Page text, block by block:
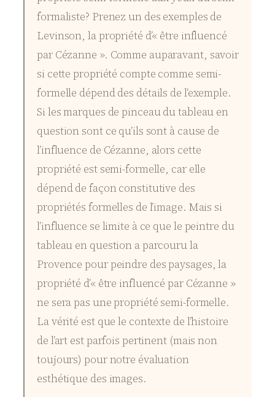
formaliste? Prenez un des exemples de
Levinson, la propriété d’« être influencé
par Cézanne ». Comme auparavant, savoir
si cette propriété compte comme semi-
formelle dépend des détails de l’exemple.
Si les marques de pinceau du tableau en
question sont ce qu’ils sont à cause de
l’influence de Cézanne, alors cette
propriété est semi-formelle, car elle
dépend de façon constitutive des
propriétés formelles de l’image. Mais si
l’influence se limite à ce que le peintre du
tableau en question a parcouru la
Provence pour peindre des paysages, la
propriété d’« être influencé par Cézanne »
ne sera pas une propriété semi-formelle.
La vérité est que le contexte de l’histoire
de l’art est parfois pertinent (mais non
toujours) pour notre évaluation
esthétique des images.